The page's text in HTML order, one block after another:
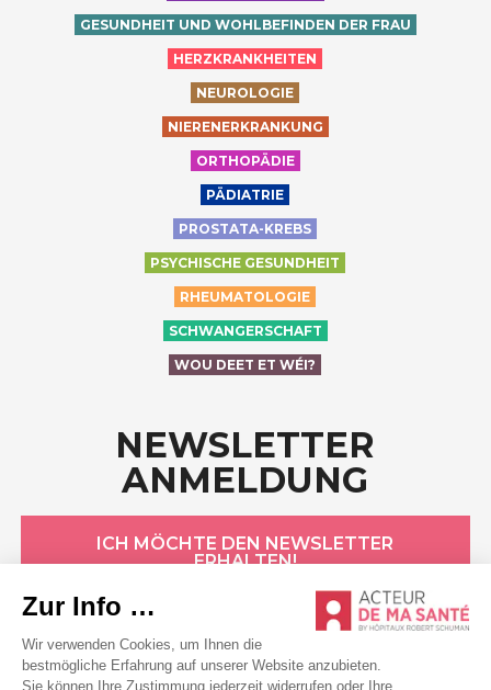
GESUNDHEIT UND WOHLBEFINDEN DER FRAU
HERZKRANKHEITEN
NEUROLOGIE
NIERENERKRANKUNG
ORTHOPÄDIE
PÄDIATRIE
PROSTATA-KREBS
PSYCHISCHE GESUNDHEIT
RHEUMATOLOGIE
SCHWANGERSCHAFT
WOU DEET ET WÉI?
NEWSLETTER
ANMELDUNG
ICH MÖCHTE DEN NEWSLETTER
ERHALTEN!
HÔPITAUX ROBERT SCHUMAN
Datenschutzerklärung